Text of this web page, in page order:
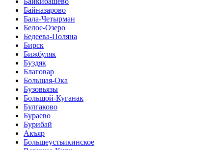
Байназарово
Бала-Четырман
Белое-Озеро
Бедеева-Поляна
Бирск
Бижбуляк
Буздяк
Благовар
Большая-Ока
Бузовьязы
Большой-Куганак
Булгаково
Бураево
Бурибай
Акъяр
Большеустьикинское